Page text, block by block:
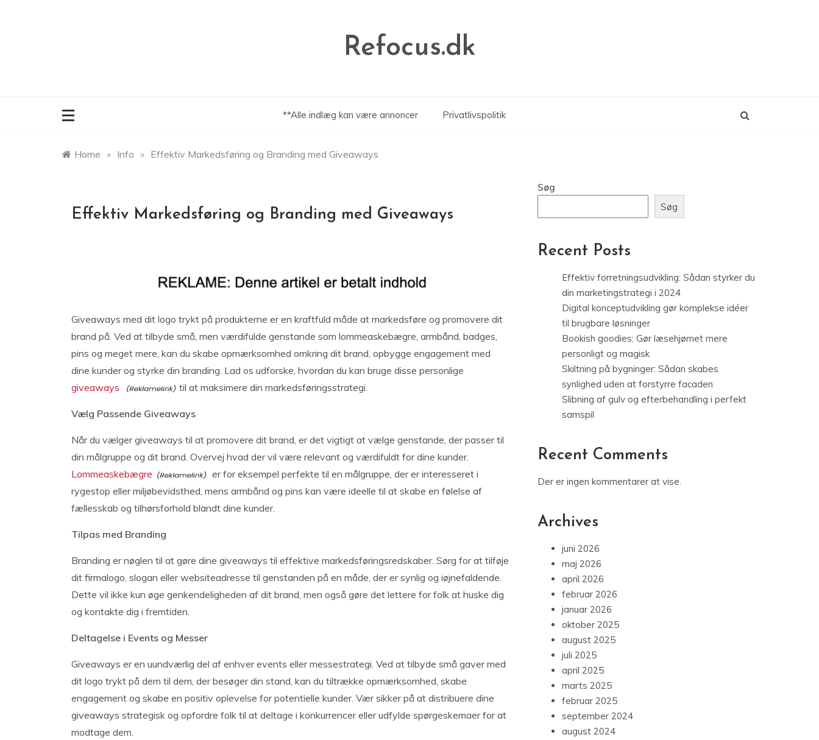
Refocus.dk
**Alle indlæg kan være annoncer Privatlivspolitik
Home » Info » Effektiv Markedsføring og Branding med Giveaways
Effektiv Markedsføring og Branding med Giveaways
Giveaways med dit logo trykt på produkterne er en kraftfuld måde at markedsføre og promovere dit
brand på. Ved at tilbyde små, men værdifulde genstande som lommeaskebægre, armbånd, badges,
pins og meget mere, kan du skabe opmærksomhed omkring dit brand, opbygge engagement med
dine kunder og styrke din branding. Lad os udforske, hvordan du kan bruge disse personlige
giveaways
til at maksimere din markedsføringsstrategi.
Vælg Passende Giveaways
Når du vælger giveaways til at promovere dit brand, er det vigtigt at vælge genstande, der passer til
din målgruppe og dit brand. Overvej hvad der vil være relevant og værdifuldt for dine kunder.
Lommeaskebægre
er for eksempel perfekte til en målgruppe, der er interesseret i
rygestop eller miljøbevidsthed, mens armbånd og pins kan være ideelle til at skabe en følelse af
fællesskab og tilhørsforhold blandt dine kunder.
Tilpas med Branding
Branding er nøglen til at gøre dine giveaways til effektive markedsføringsredskaber. Sørg for at tilføje
dit firmalogo, slogan eller websiteadresse til genstanden på en måde, der er synlig og iøjnefaldende.
Dette vil ikke kun øge genkendeligheden af dit brand, men også gøre det lettere for folk at huske dig
og kontakte dig i fremtiden.
Deltagelse i Events og Messer
Giveaways er en uundværlig del af enhver events eller messestrategi. Ved at tilbyde små gaver med
dit logo trykt på dem til dem, der besøger din stand, kan du tiltrække opmærksomhed, skabe
engagement og skabe en positiv oplevelse for potentielle kunder. Vær sikker på at distribuere dine
giveaways strategisk og opfordre folk til at deltage i konkurrencer eller udfylde spørgeskemaer for at
modtage dem.
Søg
Søg
Recent Posts
Effektiv forretningsudvikling: Sådan styrker du
din marketingstrategi i 2024
Digital konceptudvikling gør komplekse idéer
til brugbare løsninger
Bookish goodies: Gør læsehjørnet mere
personligt og magisk
Skiltning på bygninger: Sådan skabes
synlighed uden at forstyrre facaden
Slibning af gulv og efterbehandling i perfekt
samspil
Recent Comments
Der er ingen kommentarer at vise.
Archives
juni 2026
maj 2026
april 2026
februar 2026
januar 2026
oktober 2025
august 2025
juli 2025
april 2025
marts 2025
februar 2025
september 2024
august 2024